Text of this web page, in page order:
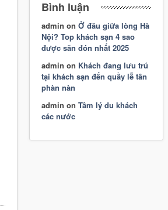
Bình luận
admin on Ở đâu giữa lòng Hà
Nội? Top khách sạn 4 sao
được săn đón nhất 2025
admin on Khách đang lưu trú
tại khách sạn đến quầy lễ tân
phàn nàn
admin on Tâm lý du khách
các nước